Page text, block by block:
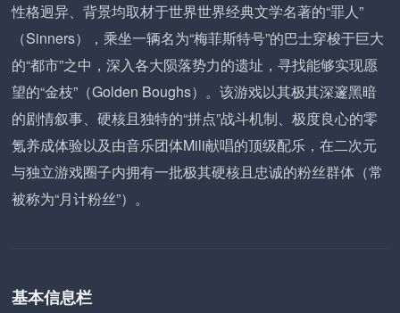
性格迥异、背景均取材于世界世界经典文学名著的“罪人”
（Sinners），乘坐一辆名为“梅菲斯特号”的巴士穿梭于巨大
的“都市”之中，深入各大陨落势力的遗址，寻找能够实现愿
望的“金枝”（Golden Boughs）。该游戏以其极其深邃黑暗
的剧情叙事、硬核且独特的“拼点”战斗机制、极度良心的零
氪养成体验以及由音乐团体Mili献唱的顶级配乐，在二次元
与独立游戏圈子内拥有一批极其硬核且忠诚的粉丝群体（常
被称为“月计粉丝”）。
基本信息栏